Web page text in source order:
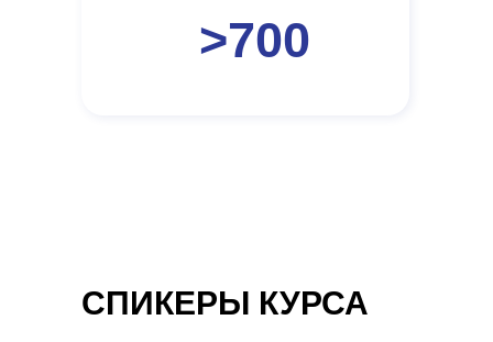
>700
СПИКЕРЫ КУРСА